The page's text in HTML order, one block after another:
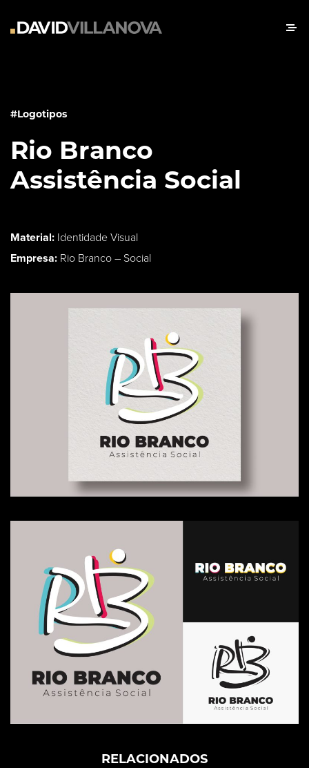
#Logotipos
Rio Branco
Assistência Social
Material: Identidade Visual
Empresa: Rio Branco – Social
RELACIONADOS